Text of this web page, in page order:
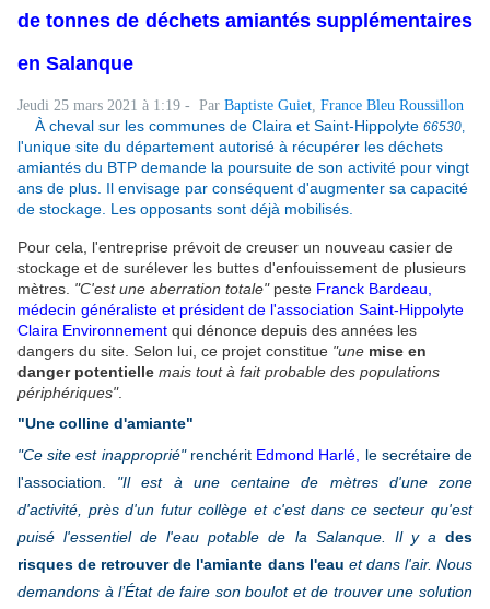
de tonnes de déchets amiantés supplémentaires
en Salanque
Jeudi 25 mars 2021 à 1:19 - Par Baptiste Guiet, France Bleu Roussillon
À cheval sur les communes de Claira et Saint-Hippolyte 66530,
l'unique site du département autorisé à récupérer les déchets
amiantés du BTP demande la poursuite de son activité pour vingt
ans de plus. Il envisage par conséquent d'augmenter sa capacité
de stockage. Les opposants sont déjà mobilisés.
Pour cela, l'entreprise prévoit de creuser un nouveau casier de
stockage et de surélever les buttes d'enfouissement de plusieurs
mètres. "C'est une aberration totale"peste Franck Bardeau,
médecin généraliste et président de l'association Saint-Hippolyte
Claira Environnement qui dénonce depuis des années les
dangers du site. Selon lui, ce projet constitue "une mise en
danger potentielle mais tout à fait probable des populations
périphériques".
"Une colline d'amiante"
"Ce site est inapproprié"renchérit Edmond Harlé,
le secrétaire de
l'association. "Il est à une centaine de mètres d'une zone
d'activité, près d'un futur collège et c'est dans ce secteur qu'est
puisé l'essentiel de l'eau potable de la Salanque. Il y a des
risques de retrouver de l'amiante dans l'eau et dans l'air. Nous
demandons à l’État de faire son boulot et de trouver une solution